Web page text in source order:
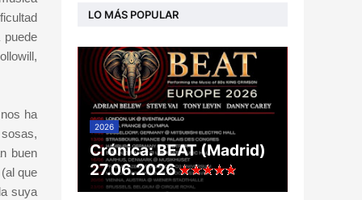
ha
buen
que
suya
LO MÁS POPULAR
2026
Crónica: BEAT (Madrid)
27.06.2026